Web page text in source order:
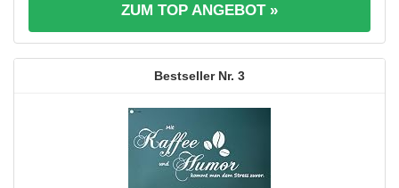
ZUM TOP ANGEBOT »
3